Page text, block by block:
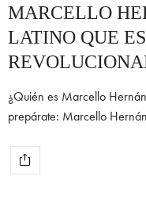
MARCELLO
LATINO QUE
¿Quién es Marcello
prepárate: Marcello